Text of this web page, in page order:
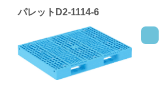
パレットD2-1114-6